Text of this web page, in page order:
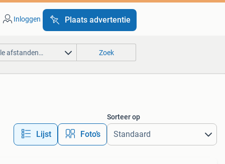
Inloggen Plaats advertentie
afstanden… Zoek
Lijst Foto’s
Sorteer op